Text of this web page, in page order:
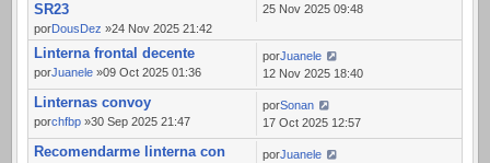
SR23
porDousDez »24 Nov 2025 21:42
25 Nov 2025 09:48
Linterna frontal decente
porJuanele »09 Oct 2025 01:36
porJuanele
12 Nov 2025 18:40
Linternas convoy
porchfbp »30 Sep 2025 21:47
porSonan
17 Oct 2025 12:57
Recomendarme linterna con
porJuanele